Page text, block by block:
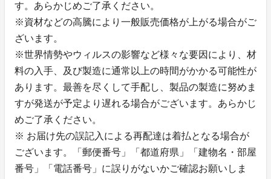
す。あらかじめご了承ください。
※資材などの高騰により一般販売価格が上がる場合がご
ざいます。
※世界情勢やウィルスの影響など様々な要因により、材
料の入手、及び製造に通常以上の時間がかかる可能性が
あります。最善を尽くして手配し、製品の製造に努めま
すが発送が予定より遅れる場合がございます。あらかじ
めご了承ください。
※ お届け先の誤記入による再配達は着払となる場合が
ございます。「郵便番号」「都道府県」「建物名・部屋
番号」「電話番号」に誤りがないかご確認お願いしま